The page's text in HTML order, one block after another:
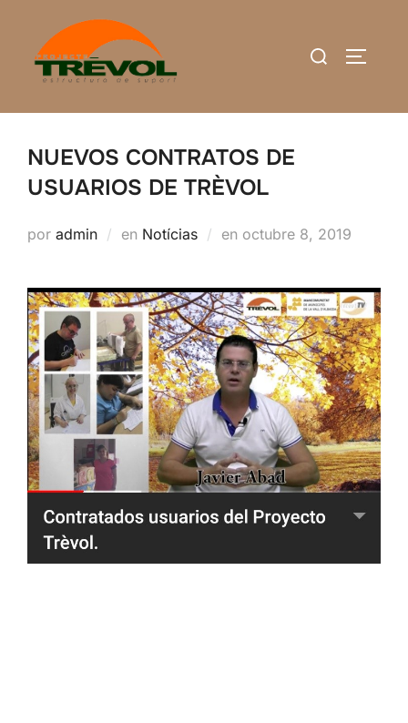
contenido
Buscar:
NUEVOS CONTRATOS DE
USUARIOS DE TRÈVOL
por admin en Notícias en Publicado
octubre 8, 2019